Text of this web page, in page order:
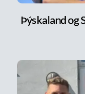
Þýskaland og